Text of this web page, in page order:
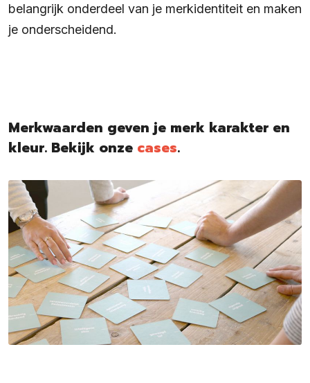
belangrijk onderdeel van je merkidentiteit en maken
je onderscheidend.
Merkwaarden geven je merk karakter en
kleur. Bekijk onze cases.